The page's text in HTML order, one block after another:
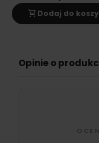
shopping_cart Dodaj do
Opinie o